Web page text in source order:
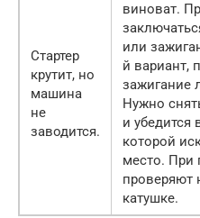
Стартер
крутит, но
машина
не
заводится.
виноват.
или
й вариант,
зажигание
Нужно
и убедится
которой
место. При
проверяют
катушке.